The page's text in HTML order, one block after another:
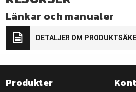
Länkar och manualer
DETALJER OM
Produkter